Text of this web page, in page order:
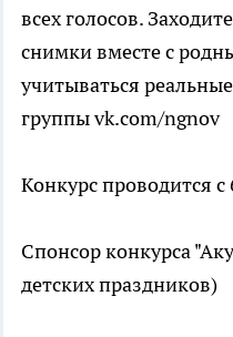
всех голосов.
снимки вместе с
учитываться
группы vk.com/ngnov
Конкурс проводится
Спонсор конкурса
детских праздников)